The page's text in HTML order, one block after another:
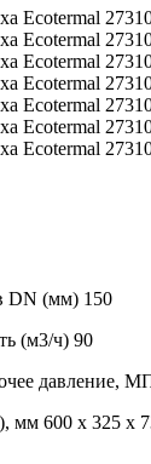
DN (мм) 150
(м3/ч) 90
давление,
мм 600 x 325 x